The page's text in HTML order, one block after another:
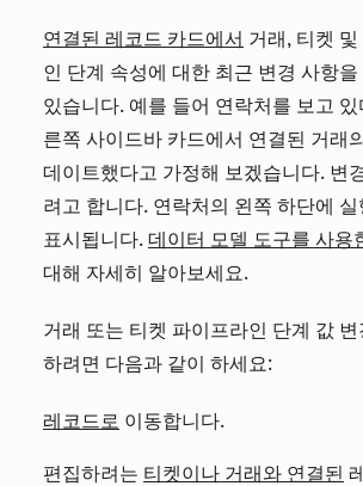
연결된 레코드 카드에서 거래, 티켓
인 단계 속성에 대한 최근 변경 사항
있습니다. 예를 들어 연락처를 보고
른쪽 사이드바 카드에서 연결된 거래
데이트했다고 가정해 보겠습니다. 변
려고 합니다. 연락처의 왼쪽 하단에
표시됩니다. 데이터 모델 도구를 사용
대해 자세히 알아보세요.
거래 또는 티켓 파이프라인 단계 값
하려면 다음과 같이 하세요:
레코드로 이동합니다.
편집하려는 티켓이나 거래와 연결된